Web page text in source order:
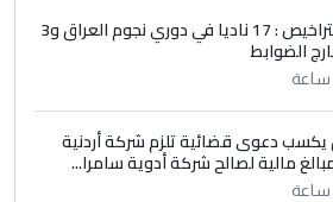
لجنة التراخيص : 17 ناديا في دوري نجوم العراق و3
الضوابط
يكسب دعوى قضائية تلزم شركة أردنية
مالية لصالح شركة أدوية سامرا...